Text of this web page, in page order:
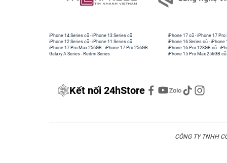
iPhone 14 Series cũ -iPhone 13 Series cũ
iPhone 12 Series cũ -iPhone 11 Series cũ
iPhone 17 Pro Max 256GB -iPhone 17 Pro 256GB
Galaxy A Series - Redmi Series
iPhone 17 cũ -iPhone 17 Pro
iPhone 16 Series cũ - iPhone
iPhone 16 Pro 128GB cũ -
iPhone 15 Pro Max 256GB cũ
Kết nối 24hStore
CÔNG TY TNHH